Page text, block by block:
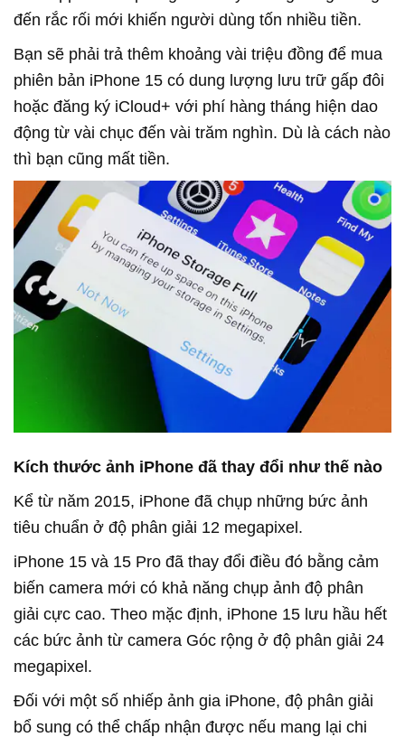
đến rắc rối mới khiến người dùng tốn nhiều tiền.
Bạn sẽ phải trả thêm khoảng vài triệu đồng để mua
phiên bản iPhone 15 có dung lượng lưu trữ gấp đôi
hoặc đăng ký iCloud+ với phí hàng tháng hiện dao
động từ vài chục đến vài trăm nghìn. Dù là cách nào
thì bạn cũng mất tiền.
Kích thước ảnh iPhone đã thay đổi như thế nào
Kể từ năm 2015, iPhone đã chụp những bức ảnh
tiêu chuẩn ở độ phân giải 12 megapixel.
iPhone 15 và 15 Pro đã thay đổi điều đó bằng cảm
biến camera mới có khả năng chụp ảnh độ phân
giải cực cao. Theo mặc định, iPhone 15 lưu hầu hết
các bức ảnh từ camera Góc rộng ở độ phân giải 24
megapixel.
Đối với một số nhiếp ảnh gia iPhone, độ phân giải
bổ sung có thể chấp nhận được nếu mang lại chi